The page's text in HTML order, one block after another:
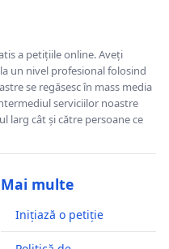
a petițiile online. Aveți
un nivel profesional folosind
se regăsesc în mass media
serviciilor noastre
larg cât și către persoane ce
Mai multe
Inițiază o petiție